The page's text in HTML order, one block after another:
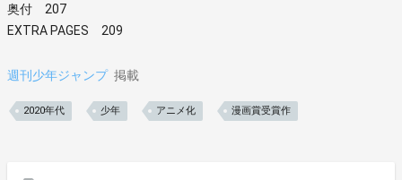
奥付 207
EXTRA PAGES 209
週刊少年ジャンプ 掲載
2020年代 少年 アニメ化 漫画賞受賞作